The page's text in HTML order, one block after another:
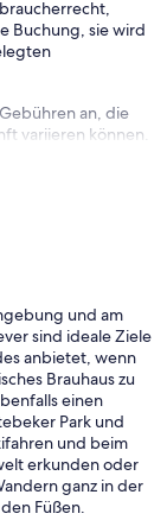
Buchung, sie wird
an, die
variieren können.
und am
sind ideale Ziele
anbietet, wenn
Brauhaus zu
einen
Park und
und beim
erkunden oder
ganz in der
Füßen.